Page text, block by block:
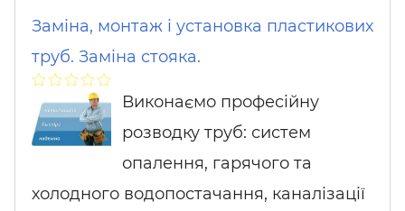
Заміна, монтаж і установка пластикових
труб. Заміна стояка.
Виконаємо професійну
розводку труб: систем
опалення, гарячого та
холодного водопостачання, каналізації